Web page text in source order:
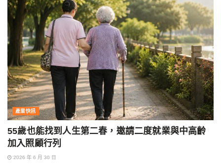
產業快訊
55歲也能找到人生第二春，邀請二度就業與中高齡
加入照顧行列
2026 年 6 月 30 日